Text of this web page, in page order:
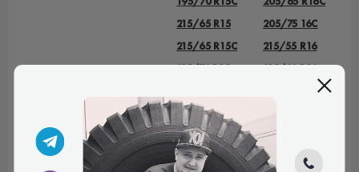
215/65 R15
215/65 R15C
215/70 R15
225/70 R15C
235/75 R15
205/75 16C
215/55 R16
215/60 R16
215/70 R16
225/55 R16